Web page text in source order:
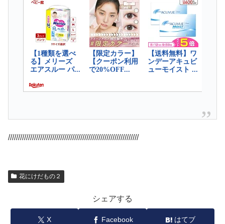
/////////////////////////////////////////////////////////////////
花にけだもの２
シェアする
X Facebook はてブ